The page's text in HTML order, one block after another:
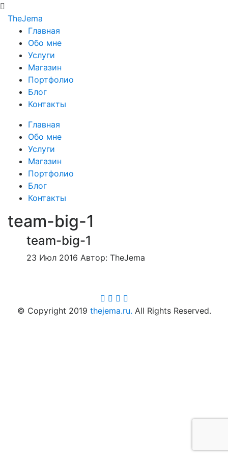
TheJema
Главная
Обо мне
Услуги
Магазин
Портфолио
Блог
Контакты
Главная
Обо мне
Услуги
Магазин
Портфолио
Блог
Контакты
team-big-1
team-big-1
23 Июл 2016Автор:TheJema
© Copyright 2019 thejema.ru. All Rights Reserved.